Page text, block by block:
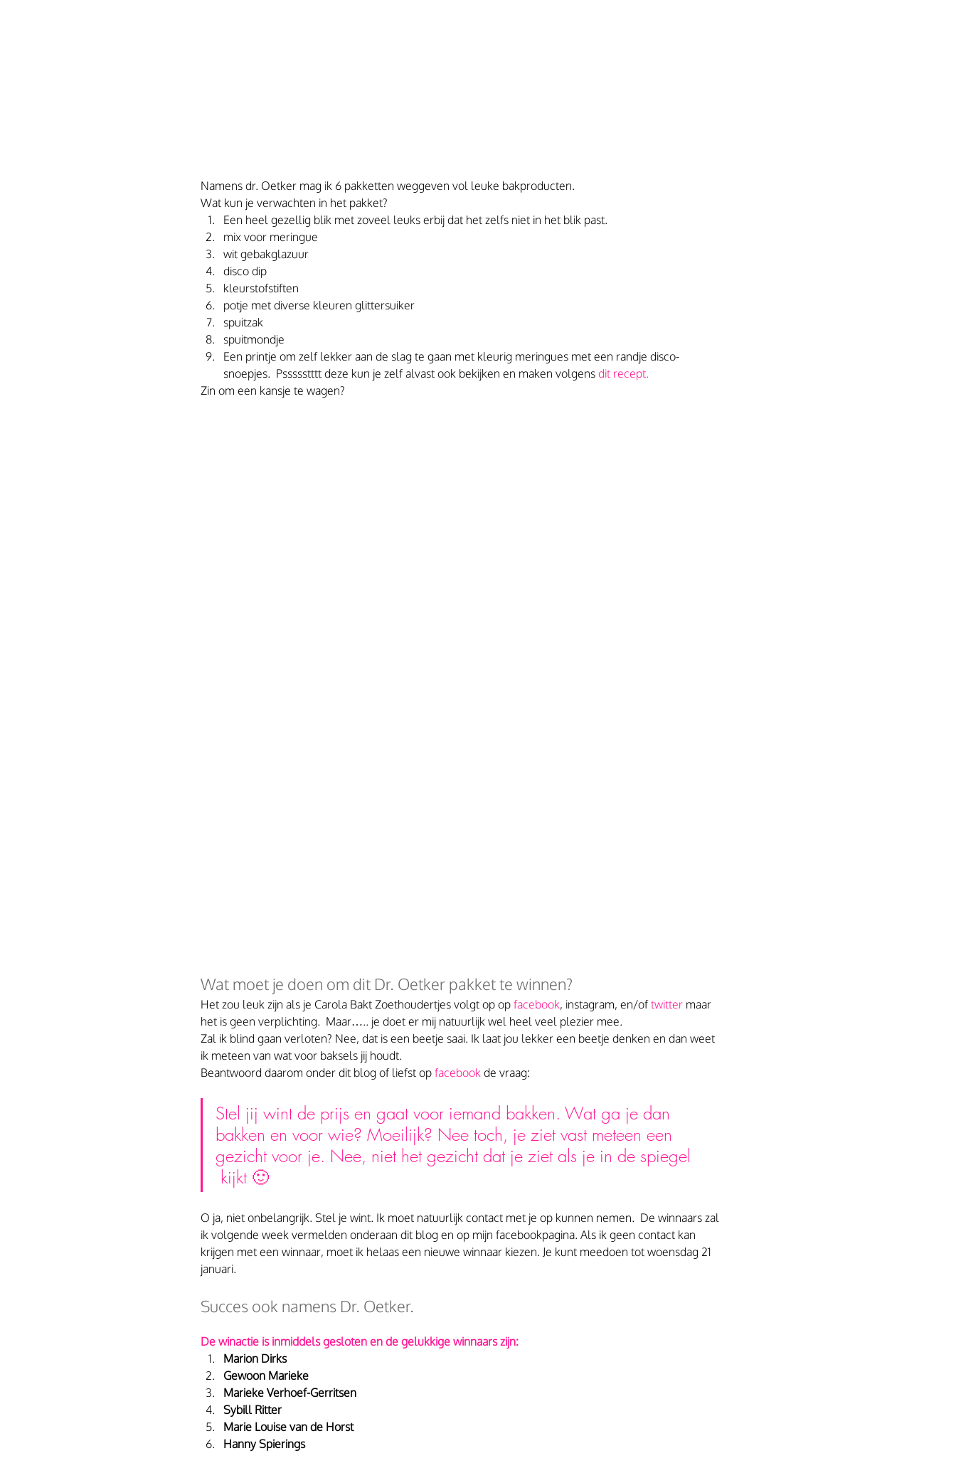
Namens dr. Oetker mag ik 6 pakketten weggeven vol leuke bakproducten.
Wat kun je verwachten in het pakket?
Een heel gezellig blik met zoveel leuks erbij dat het zelfs niet in het blik past.
mix voor meringue
wit gebakglazuur
disco dip
kleurstofstiften
potje met diverse kleuren glittersuiker
spuitzak
spuitmondje
Een printje om zelf lekker aan de slag te gaan met kleurig meringues met een randje disco-
snoepjes.  Pssssstttt deze kun je zelf alvast ook bekijken en maken volgens dit recept.
Zin om een kansje te wagen?
Wat moet je doen om dit Dr. Oetker pakket te winnen?
Het zou leuk zijn als je Carola Bakt Zoethoudertjes volgt op op facebook, instagram, en/of twitter maar
het is geen verplichting.  Maar….. je doet er mij natuurlijk wel heel veel plezier mee.
Zal ik blind gaan verloten? Nee, dat is een beetje saai. Ik laat jou lekker een beetje denken en dan weet
ik meteen van wat voor baksels jij houdt.
Beantwoord daarom onder dit blog of liefst op facebook de vraag:
Stel jij wint de prijs en gaat voor iemand bakken. Wat ga je dan
bakken en voor wie? Moeilijk? Nee toch, je ziet vast meteen een
gezicht voor je. Nee, niet het gezicht dat je ziet als je in de spiegel
kijkt 🙂
O ja, niet onbelangrijk. Stel je wint. Ik moet natuurlijk contact met je op kunnen nemen.  De winnaars zal
ik volgende week vermelden onderaan dit blog en op mijn facebookpagina. Als ik geen contact kan
krijgen met een winnaar, moet ik helaas een nieuwe winnaar kiezen. Je kunt meedoen tot woensdag 21
januari.
Succes ook namens Dr. Oetker.
De winactie is inmiddels gesloten en de gelukkige winnaars zijn:
Marion Dirks
Gewoon Marieke
Marieke Verhoef-Gerritsen
Sybill Ritter
Marie Louise van de Horst
Hanny Spierings